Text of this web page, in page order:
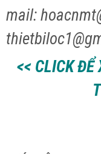
mail:
<< CLICK ĐỂ